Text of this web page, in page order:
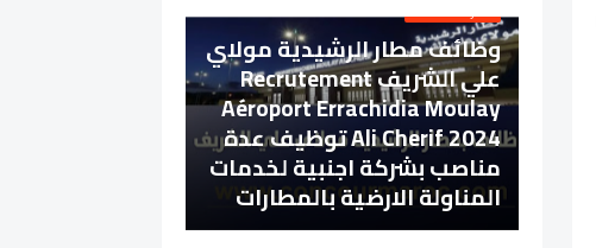
الشركات الخاصة
وظائف مطار الرشيدية مولاي
علي الشريف Recrutement
Aéroport Errachidia Moulay
Ali Cherif 2024 توظيف عدة
مناصب بشركة اجنبية لخدمات
المناولة الارضية بالمطارات